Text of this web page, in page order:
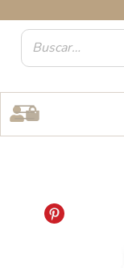
contenido